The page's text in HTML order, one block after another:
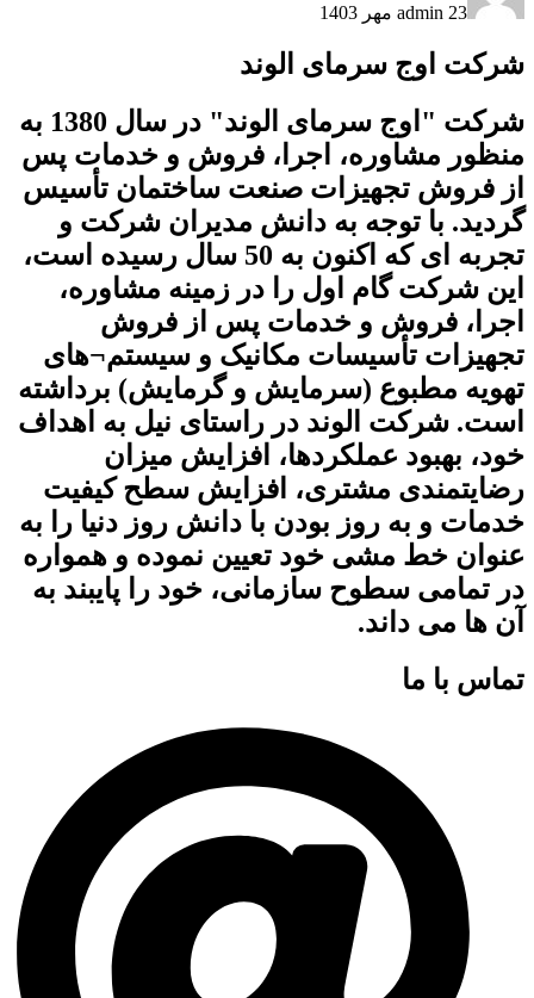
admin 23 مهر 1403
شرکت اوج سرمای الوند
شرکت "اوج سرمای الوند" در سال 1380 به
منظور مشاوره، اجرا، فروش و خدمات پس
از فروش تجهیزات صنعت ساختمان ﺗﺄسیس
گردید. با توجه به دانش مدیران شرکت و
تجربه ای که اکنون به 50 سال رسیده است،
این شرکت گام اول را در زمینه مشاوره،
اجرا، فروش و خدمات پس از فروش
تجهیزات ﺗﺄسیسات مکانیک و سیستم¬های
تهویه مطبوع (سرمایش و گرمایش) برداشته
است. شرکت الوند در راستای نیل به اهداف
خود، بهبود عملکردها، افزایش میزان
رضایتمندی مشتری، افزایش سطح کیفیت
خدمات و به روز بودن با دانش روز دنیا را به
عنوان خط مشی خود تعیین نموده و همواره
در تمامی سطوح سازمانی، خود را پایبند به
آن ها می داند.
تماس با ما